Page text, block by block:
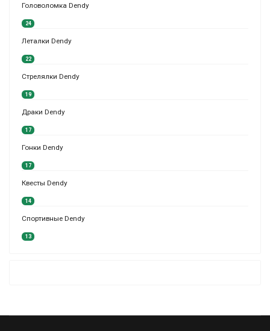
Головоломка Dendy
24
Леталки Dendy
22
Стрелялки Dendy
19
Драки Dendy
17
Гонки Dendy
17
Квесты Dendy
14
Спортивные Dendy
13